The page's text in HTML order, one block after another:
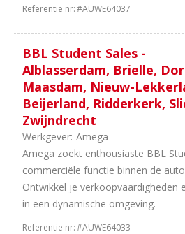
24
uur
20
uur
Referentie nr:#AUWE64037
BBL Student Sales -
Alblasserdam, Brielle,
Maasdam, Nieuw-
Beijerland, Ridderkerk,
Zwijndrecht
Werkgever: Amega
Amega zoekt enthousiaste BBL
commerciële functie binnen de
Ontwikkel je verkoopvaardigheden
in een dynamische omgeving.
Referentie nr:#AUWE64033